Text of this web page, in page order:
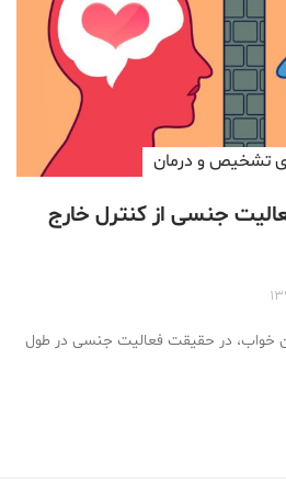
تشخیص و درمان
جنسی از کنترل خارج
خواب، در حقیقت فعالیت جنسی در طول